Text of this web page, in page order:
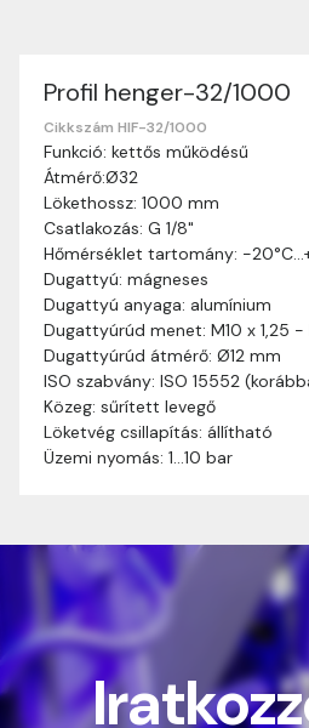
Profil henger-32/1000
Cikkszám HIF-32/1000
Funkció: kettős működésű
Átmérő:Ø32
Lökethossz: 1000 mm
Csatlakozás: G 1/8"
Hőmérséklet tartomány: -
Dugattyú: mágneses
Dugattyú anyaga: alumínium
Dugattyúrúd menet: M10 x 1,25
Dugattyúrúd átmérő: Ø12 mm
ISO szabvány: ISO 15552
Közeg: sűrített levegő
Löketvég csillapítás: állítható
Üzemi nyomás: 1…10 bar
Szállítási információk
Nagyon köszönjük, hogy
vásárlásaitokhoz. Az
információinkat, hogy a
zökkenőmentesen történhessen.
Szállítási idő:Általában a
munkanapon belül
valamilyen okból kifolyólag
ideig tart, előre értesítünk
Szállítási díj:A szállítási
és a szállítási cím
díjat a vásárlás folyamata
mielőtt a rendelést